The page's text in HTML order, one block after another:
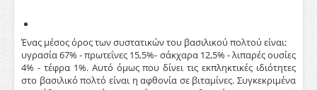
Ένας μέσος όρος των συστατικών του βασιλικού πολτού είναι:
υγρασία 67% - πρωτεΐνες 15,5%- σάκχαρα 12,5% - λιπαρές ουσίες
4% - τέφρα 1%. Αυτό όμως που δίνει τις εκπληκτικές ιδιότητες
στο βασιλικό πολτό είναι η αφθονία σε βιταμίνες. Συγκεκριμένα